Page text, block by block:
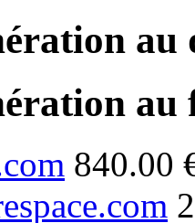
au
840.00